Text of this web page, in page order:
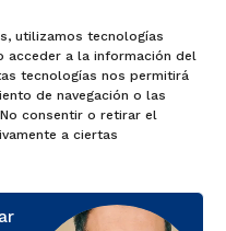
utilizamos tecnologías
acceder a la información del
tecnologías nos permitirá
de navegación o las
consentir o retirar el
a ciertas
y obtén tu